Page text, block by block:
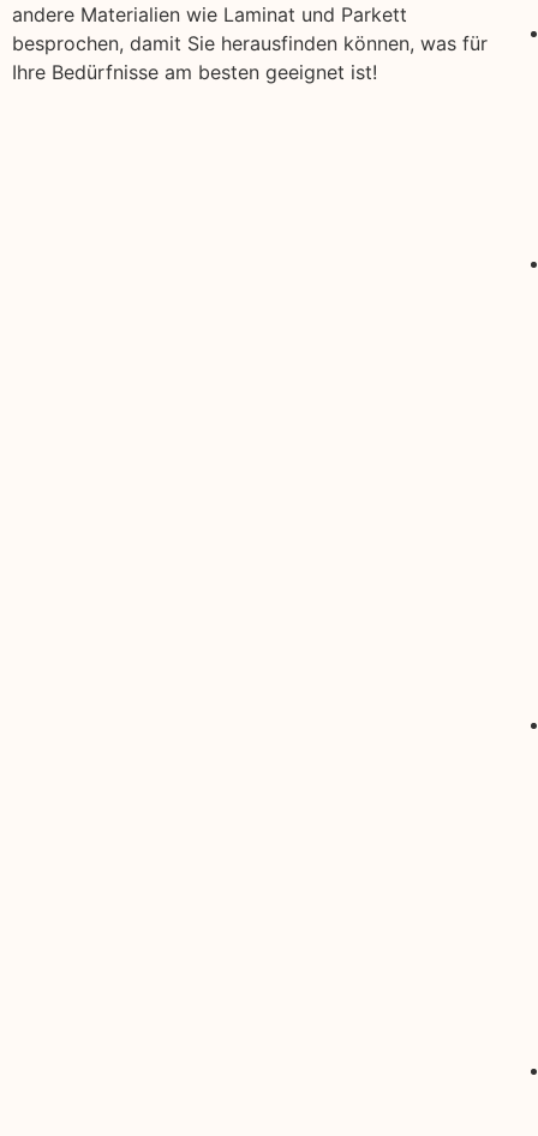
andere Materialien wie Laminat und Parkett
besprochen, damit Sie herausfinden können, was für
Ihre Bedürfnisse am besten geeignet ist!